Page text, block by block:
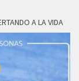
A LA VIDA